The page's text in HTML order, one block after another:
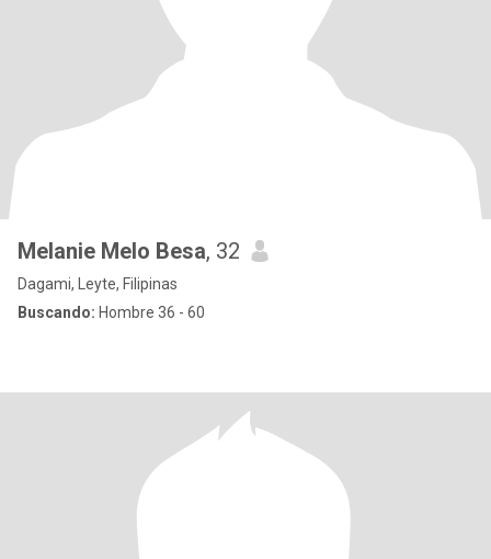
Melanie Melo Besa, 32
Dagami, Leyte, Filipinas
Buscando: Hombre 36 - 60